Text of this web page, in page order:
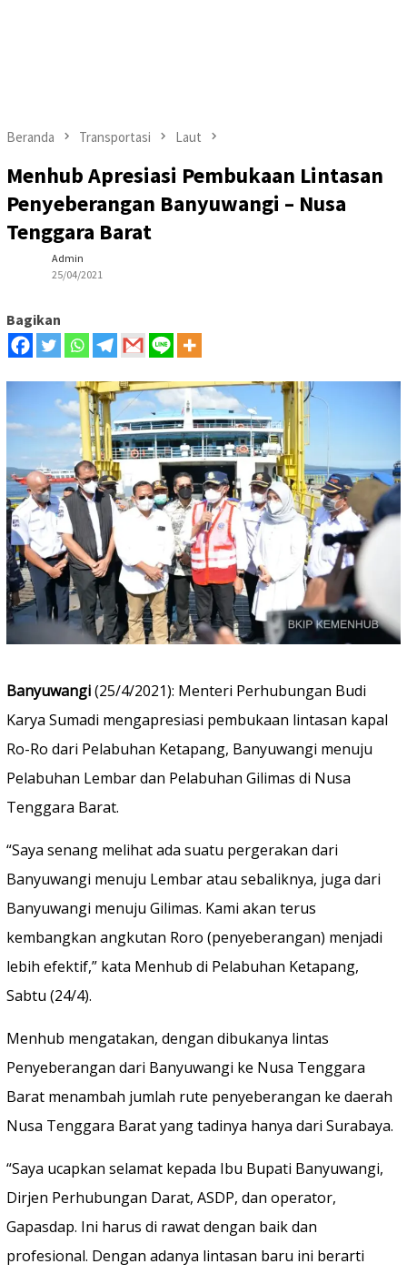
Beranda Transportasi Laut
Menhub Apresiasi Pembukaan Lintasan
Penyeberangan Banyuwangi – Nusa
Tenggara Barat
Admin
25/04/2021
Bagikan
Banyuwangi(25/4/2021): Menteri Perhubungan Budi
Karya Sumadi mengapresiasi pembukaan lintasan kapal
Ro-Ro dari Pelabuhan Ketapang, Banyuwangi menuju
Pelabuhan Lembar dan Pelabuhan Gilimas di Nusa
Tenggara Barat.
“Saya senang melihat ada suatu pergerakan dari
Banyuwangi menuju Lembar atau sebaliknya, juga dari
Banyuwangi menuju Gilimas. Kami akan terus
kembangkan angkutan Roro (penyeberangan) menjadi
lebih efektif,” kata Menhub di Pelabuhan Ketapang,
Sabtu (24/4).
Menhub mengatakan, dengan dibukanya lintas
Penyeberangan dari Banyuwangi ke Nusa Tenggara
Barat menambah jumlah rute penyeberangan ke daerah
Nusa Tenggara Barat yang tadinya hanya dari Surabaya.
“Saya ucapkan selamat kepada Ibu Bupati Banyuwangi,
Dirjen Perhubungan Darat, ASDP, dan operator,
Gapasdap. Ini harus di rawat dengan baik dan
profesional. Dengan adanya lintasan baru ini berarti